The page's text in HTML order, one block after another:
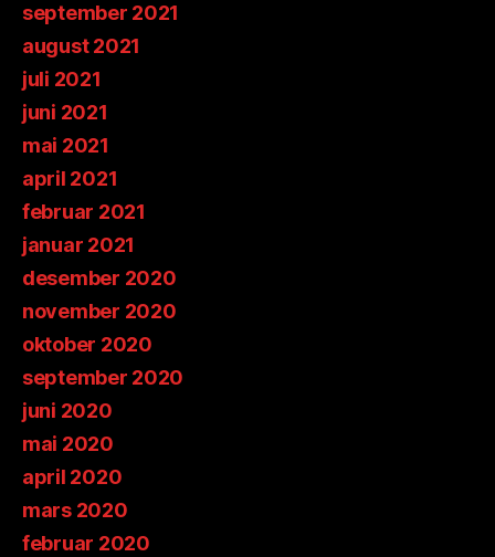
september 2021
august 2021
juli 2021
juni 2021
mai 2021
april 2021
februar 2021
januar 2021
desember 2020
november 2020
oktober 2020
september 2020
juni 2020
mai 2020
april 2020
mars 2020
februar 2020